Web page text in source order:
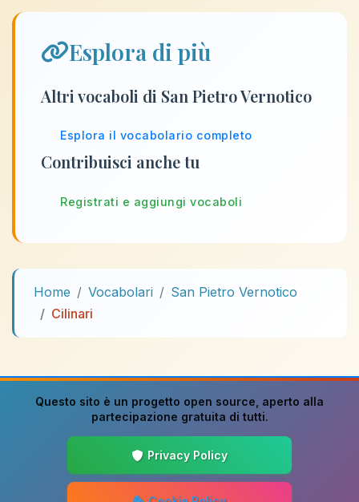
Esplora di più
Altri vocaboli di San Pietro Vernotico
Esplora il vocabolario completo
Contribuisci anche tu
Registrati e aggiungi vocaboli
Home Vocabolari
San Pietro Vernotico
Cilinari
Questo sito è un progetto open source , aperto alla
partecipazione gratuita di tutti.
Privacy Policy